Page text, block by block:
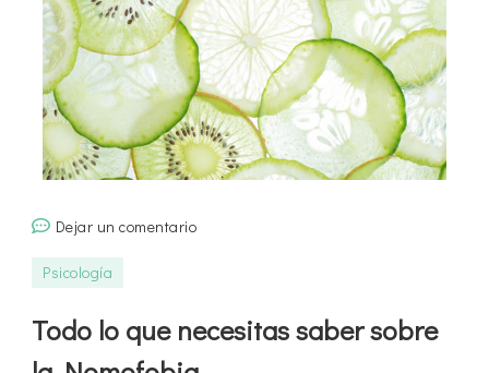
Dejar un comentarioen
necesitas
saber
Psicología
Todo lo que necesitas saber sobre